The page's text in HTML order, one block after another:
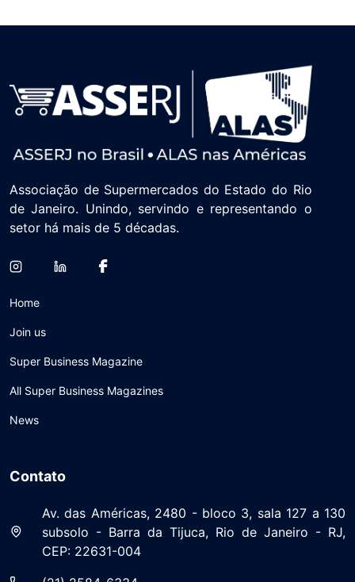
Associação de Supermercados do Estado do Rio
de Janeiro. Unindo, servindo e representando o
setor há mais de 5 décadas.
Home
Join us
Super Business Magazine
All Super Business Magazines
News
Contato
Av. das Américas, 2480 - bloco 3, sala 127 a 130
subsolo - Barra da Tijuca, Rio de Janeiro - RJ,
CEP: 22631-004